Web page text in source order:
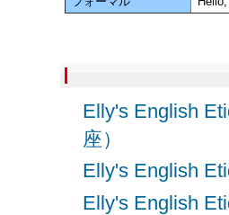
Elly's English
座）
Elly's English
Elly's English